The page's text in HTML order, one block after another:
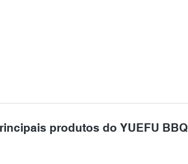
produtos do YUEFU BBQ